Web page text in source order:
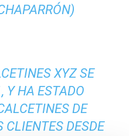
XYZ SE
Y HA ESTADO
DE
CLIENTES DESDE